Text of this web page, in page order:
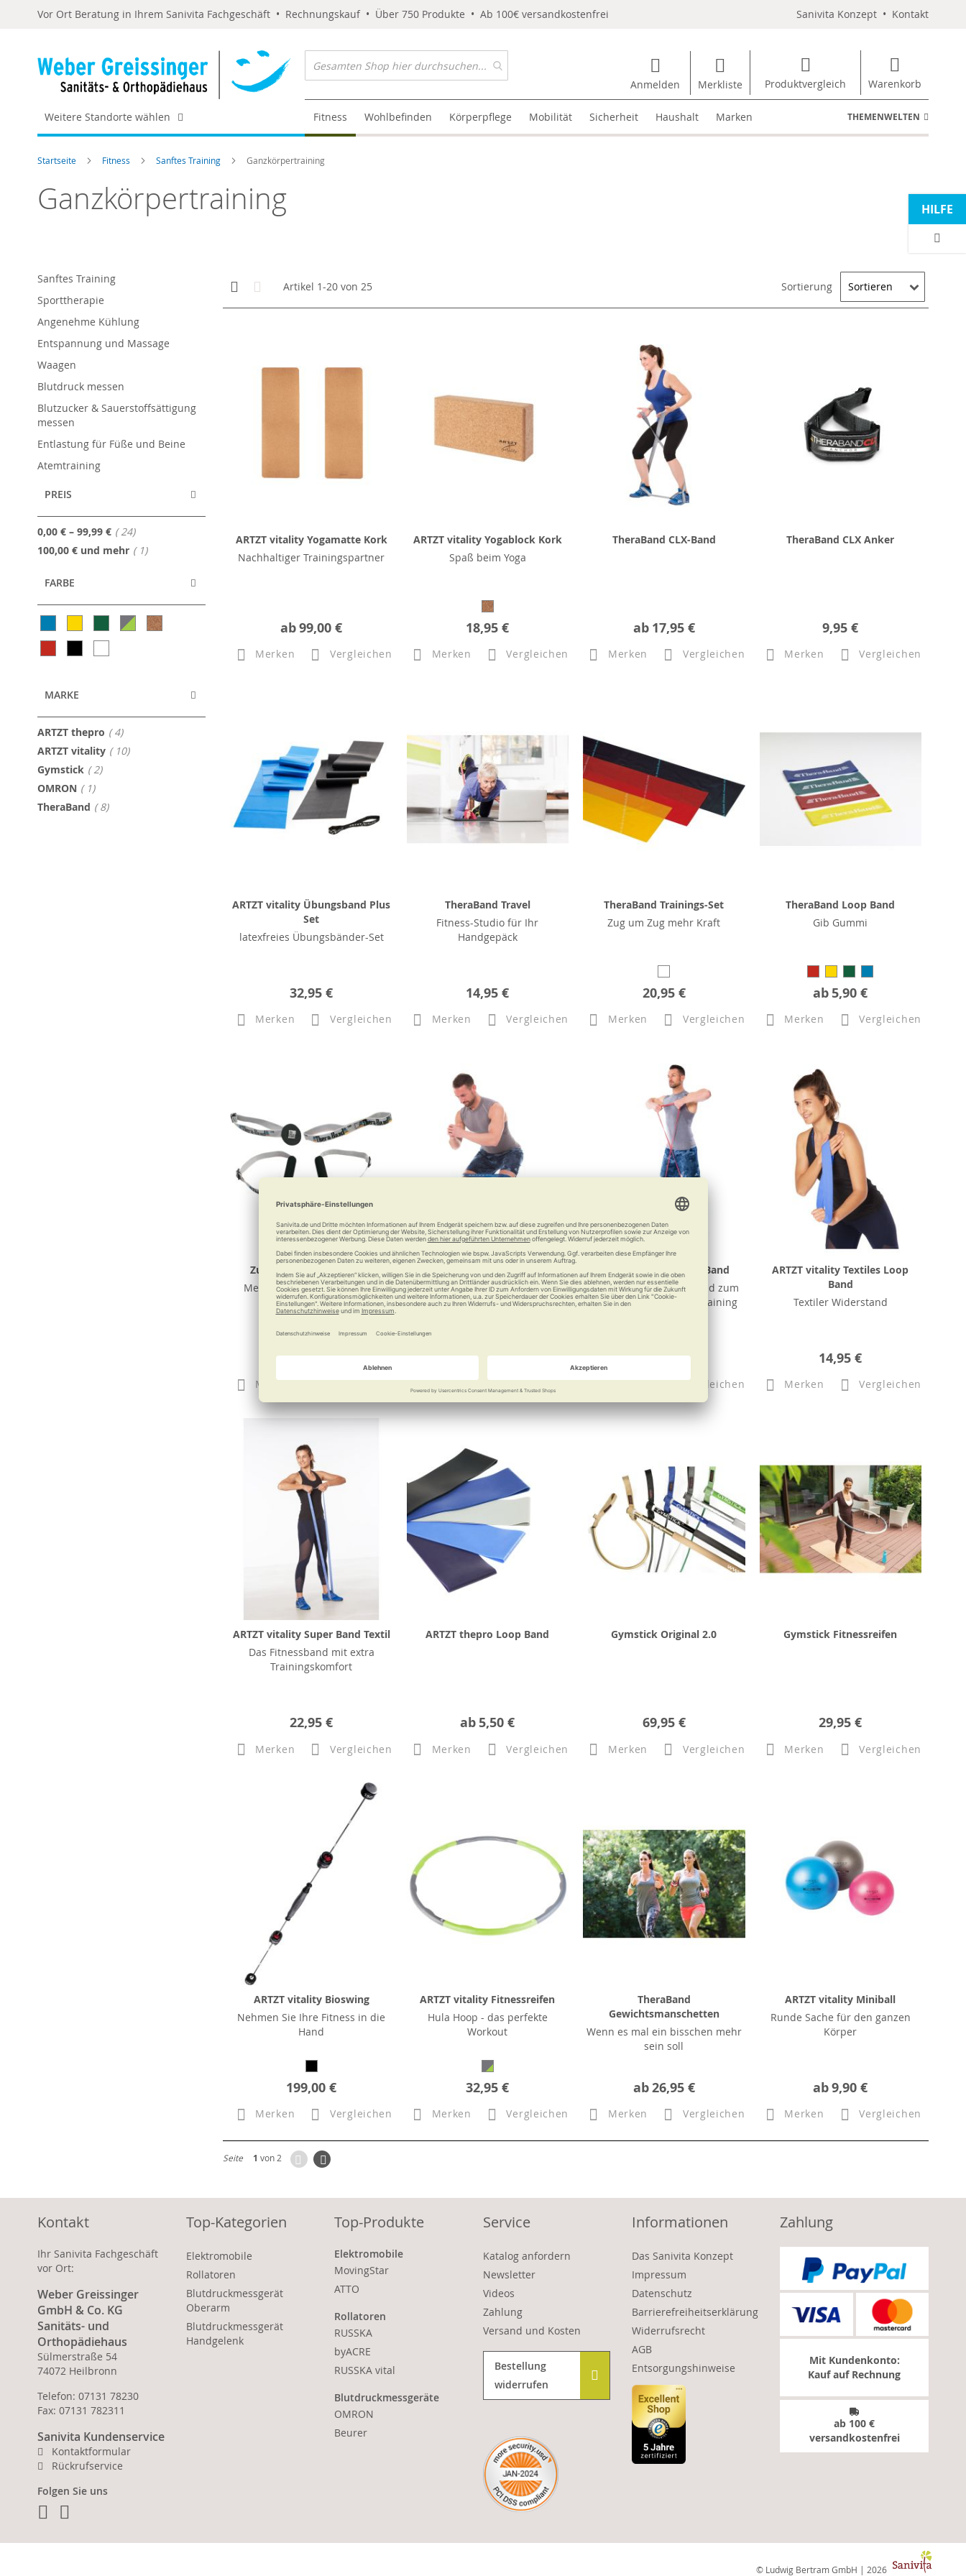
Vor Ort Beratung in Ihrem Sanivita Fachgeschäft • Rechnungskauf • Über 750 Produkte • Ab 100€ versandkostenfrei Sanivita Konzept • Kontakt
Anmelden Merkliste Produktvergleich Warenkorb
Weitere Standorte wählen Fitness Wohlbefinden Körperpflege Mobilität Sicherheit Haushalt Marken THEMENWELTEN
Startseite Fitness Sanftes Training Ganzkörpertraining
Ganzkörpertraining
Anzeigen
als
Kachelansicht
Artikel 1-20 von25 Sortierung
ARTZT vitality Yogamatte Kork
Nachhaltiger Trainingspartner
ab99,00 €
Merken Vergleichen
ARTZT vitality Yogablock Kork
Spaß beim Yoga
18,95 €
Merken Vergleichen
TheraBand CLX-Band
ab 17,95 €
Merken Vergleichen
TheraBand CLX Anker
9,95 €
Merken Vergleichen
ARTZT vitality Übungsband Plus
Set
latexfreies Übungsbänder-Set
32,95 €
Merken Vergleichen
TheraBand Travel
Fitness-Studio für Ihr
Handgepäck
14,95 €
Merken Vergleichen
TheraBand Trainings-Set
Zug um Zug mehr Kraft
20,95 €
Merken Vergleichen
TheraBand Loop Band
Gib Gummi
ab 5,90 €
Merken Vergleichen
Zubehör zum TheraBand
Mehr Spaß, mehr Sicherheit
ab24,95 €
Merken Vergleichen
ARTZT vitality Rubber Band
Mobiles Fitnessstudio
6,25 €
Merken Vergleichen
ARTZT vitality Power Band
Vielseitiges Trainingsband zum
erhöhten Widerstandstraining
ab33,95 €
Merken Vergleichen
ARTZT vitality Textiles Loop
Band
Textiler Widerstand
14,95 €
Merken Vergleichen
ARTZT vitality Super Band Textil
Das Fitnessband mit extra
Trainingskomfort
22,95 €
Merken Vergleichen
ARTZT thepro Loop Band
ab 5,50 €
Merken Vergleichen
Gymstick Original 2.0
69,95 €
Merken Vergleichen
Gymstick Fitnessreifen
29,95 €
Merken Vergleichen
ARTZT vitality Bioswing
Nehmen Sie Ihre Fitness in die
Hand
199,00 €
Merken Vergleichen
ARTZT vitality Fitnessreifen
Hula Hoop - das perfekte
Workout
32,95 €
Merken Vergleichen
TheraBand
Gewichtsmanschetten
Wenn es mal ein bisschen mehr
sein soll
ab26,95 €
Merken Vergleichen
ARTZT vitality Miniball
Runde Sache für den ganzen
Körper
ab9,90 €
Merken Vergleichen
Seite 1 von 2 ZurückSeite
Weiter
Sanftes Training
Sporttherapie
Angenehme Kühlung
Entspannung und Massage
Waagen
Blutdruck messen
Blutzucker & Sauerstoffsättigung
messen
Entlastung für Füße und Beine
Atemtraining
PREIS
0,00 € – 99,99 € 24Artikel
100,00 € und mehr 1Artikel
FARBE
MARKE
ARTZT thepro 4Artikel
ARTZT vitality 10Artikel
Gymstick 2Artikel
OMRON 1Artikel
TheraBand 8Artikel
HILFE
Kontakt
Ihr Sanivita Fachgeschäft
vor Ort:
Weber Greissinger
GmbH & Co. KG
Sanitäts- und
Orthopädiehaus
Sülmerstraße 54
74072 Heilbronn
Telefon: 07131 78230
Fax: 07131 782311
Sanivita Kundenservice
Kontaktformular
Rückrufservice
Folgen Sie uns
Facebook
Top-Kategorien
Elektromobile
Rollatoren
Blutdruckmessgerät
Oberarm
Blutdruckmessgerät
Handgelenk
Top-Produkte
Elektromobile
MovingStar
ATTO
Rollatoren
RUSSKA
byACRE
RUSSKA vital
Blutdruckmessgeräte
OMRON
Beurer
Service
Katalog anfordern
Newsletter
Videos
Zahlung
Versand und Kosten
Bestellung
widerrufen
Informationen
Das Sanivita Konzept
Impressum
Datenschutz
Barrierefreiheitserklärung
Widerrufsrecht
AGB
Entsorgungshinweise
Zahlung
Mit Kundenkonto:
Kauf auf Rechnung
ab 100 €
versandkostenfrei
© Ludwig Bertram GmbH | 2026